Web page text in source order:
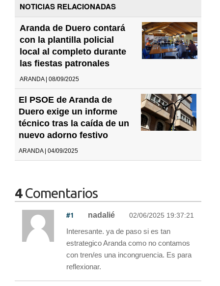
NOTICIAS RELACIONADAS
Aranda de Duero contará
con la plantilla policial
local al completo durante
las fiestas patronales
ARANDA | 08/09/2025
El PSOE de Aranda de
Duero exige un informe
técnico tras la caída de un
nuevo adorno festivo
ARANDA | 04/09/2025
4Comentarios
#1 nadalié 02/06/2025 19:37:21
Interesante. ya de paso si es tan
estrategico Aranda como no contamos
con tren/es una incongruencia. Es para
reflexionar.